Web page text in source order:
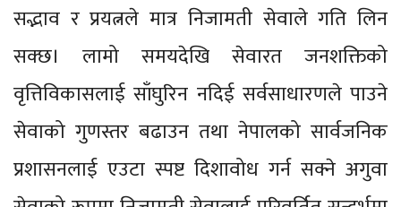
सद्भाव र प्रयत्नले मात्र निजामती सेवाले गति लिन
सक्छ। लामो समयदेखि सेवारत जनशक्तिको
वृत्तिविकासलाई साँघुरिन नदिई सर्वसाधारणले पाउने
सेवाको गुणस्तर बढाउन तथा नेपालको सार्वजनिक
प्रशासनलाई एउटा स्पष्ट दिशावोध गर्न सक्ने अगुवा